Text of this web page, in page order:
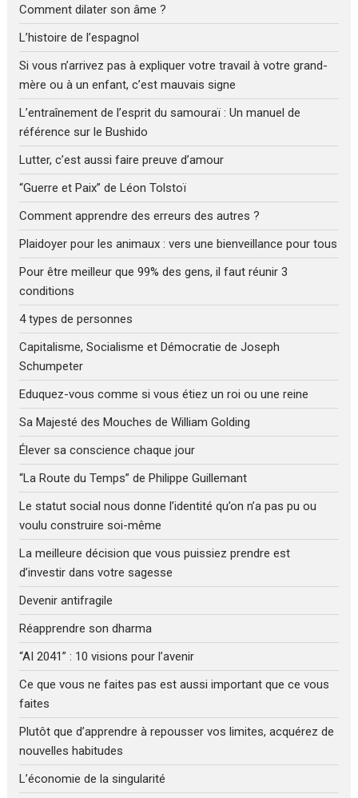
Comment dilater son âme ?
L’histoire de l’espagnol
Si vous n’arrivez pas à expliquer votre travail à votre grand-
mère ou à un enfant, c’est mauvais signe
L’entraînement de l’esprit du samouraï : Un manuel de
référence sur le Bushido
Lutter, c’est aussi faire preuve d’amour
“Guerre et Paix” de Léon Tolstoï
Comment apprendre des erreurs des autres ?
Plaidoyer pour les animaux : vers une bienveillance pour tous
Pour être meilleur que 99% des gens, il faut réunir 3
conditions
4 types de personnes
Capitalisme, Socialisme et Démocratie de Joseph
Schumpeter
Eduquez-vous comme si vous étiez un roi ou une reine
Sa Majesté des Mouches de William Golding
Élever sa conscience chaque jour
“La Route du Temps” de Philippe Guillemant
Le statut social nous donne l’identité qu’on n’a pas pu ou
voulu construire soi-même
La meilleure décision que vous puissiez prendre est
d’investir dans votre sagesse
Devenir antifragile
Réapprendre son dharma
“AI 2041” : 10 visions pour l’avenir
Ce que vous ne faites pas est aussi important que ce vous
faites
Plutôt que d’apprendre à repousser vos limites, acquérez de
nouvelles habitudes
L’économie de la singularité